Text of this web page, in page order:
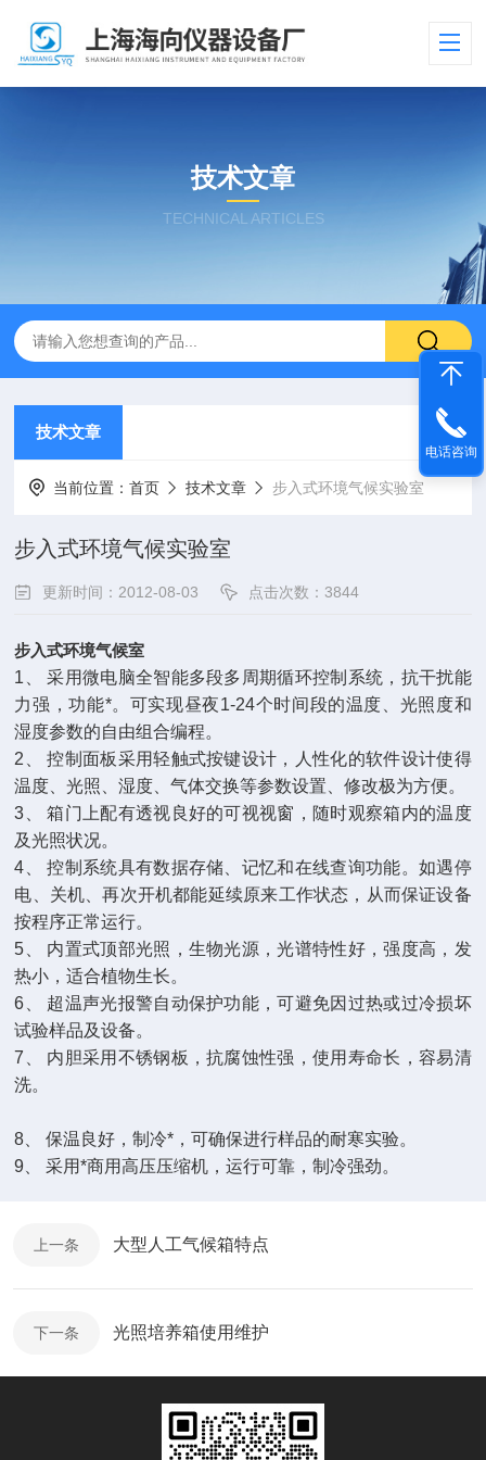
技术文章
TECHNICAL ARTICLES
技术文章
当前位置：首页 技术文章 步入式环境气候实验室
步入式环境气候实验室
更新时间：2012-08-03 点击次数：3844
步入式环境气候室
1
采用微电脑全智能多段多周期循环控制系统，抗干扰能
力强，功能*。可实现昼夜1-24个时间段的温度、光照度和
湿度参数的自由组合编程。
2
控制面板采用轻触式按键设计，人性化的软件设计使得
温度、光照、湿度、气体交换等参数设置、修改极为方便。
3
箱门上配有透视良好的可视视窗，随时观察箱内的温度
及光照状况。
4
控制系统具有数据存储、记忆和在线查询功能。如遇停
电、关机、再次开机都能延续原来工作状态，从而保证设备
按程序正常运行。
5
内置式顶部光照，生物光源，光谱特性好，强度高，发
热小，适合植物生长。
6
超温声光报警自动保护功能，可避免因过热或过冷损坏
试验样品及设备。
7
内胆采用不锈钢板，抗腐蚀性强，使用寿命长，容易清
洗。
8、
保温良好，制冷*，可确保进行样品的耐寒实验。
9、
采用*商用高压压缩机，运行可靠，制冷强劲。
上一条 大型人工气候箱特点
下一条 光照培养箱使用维护
电话咨询